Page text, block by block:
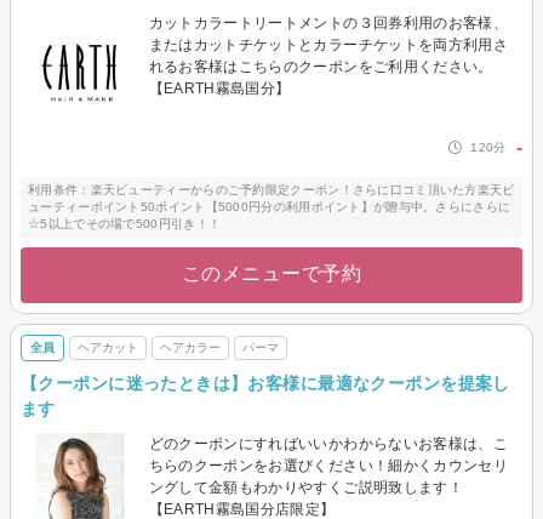
カットカラートリートメントの３回券利用のお客様、
またはカットチケットとカラーチケットを両方利用さ
れるお客様はこちらのクーポンをご利用ください。
【EARTH霧島国分】
120分 -
利用条件：楽天ビューティーからのご予約限定クーポン！さらに口コミ頂いた方楽天ビ
ューティーポイント50ポイント【5000円分の利用ポイント】が贈与中。さらにさらに
☆5以上でその場で500円引き！！
このメニューで予約
全員 ヘアカット ヘアカラー パーマ
【クーポンに迷ったときは】お客様に最適なクーポンを提案し
ます
どのクーポンにすればいいかわからないお客様は、こ
ちらのクーポンをお選びください！細かくカウンセリ
ングして金額もわかりやすくご説明致します！
【EARTH霧島国分店限定】